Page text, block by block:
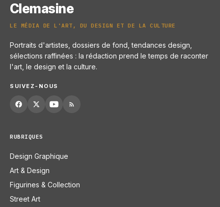
Clemasine
LE MÉDIA DE L'ART, DU DESIGN ET DE LA CULTURE
Portraits d'artistes, dossiers de fond, tendances design,
sélections raffinées : la rédaction prend le temps de raconter
l'art, le design et la culture.
SUIVEZ-NOUS
RUBRIQUES
Design Graphique
Art & Design
Figurines & Collection
Street Art